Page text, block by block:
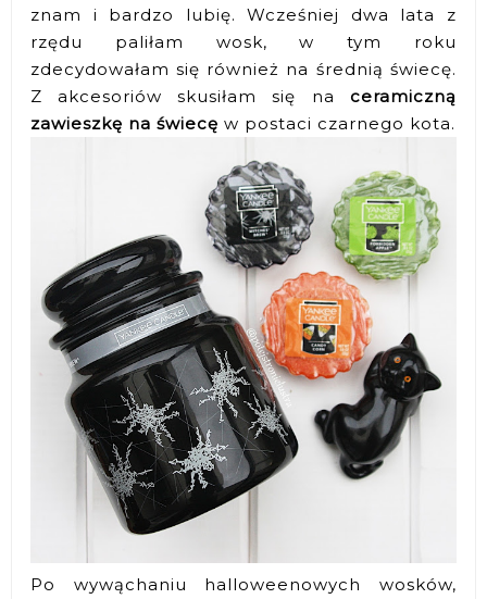
znam i bardzo lubię. Wcześniej dwa lata z
rzędu paliłam wosk, w tym roku
zdecydowałam się również na średnią świecę.
Z akcesoriów skusiłam się na ceramiczną
zawieszkę na świecę w postaci czarnego kota.
Po wywąchaniu halloweenowych wosków,